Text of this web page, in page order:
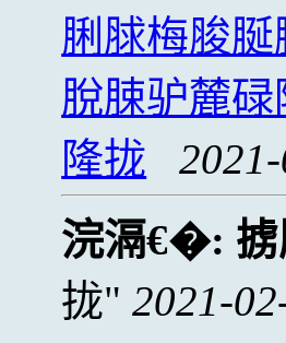
脷脙梅脧
脫脨驴麓
隆拢
浣滆€�:
拢
2021-